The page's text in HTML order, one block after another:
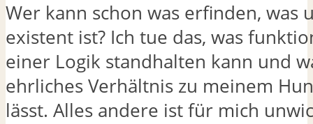
Wer kann schon was erfinden, was
existent ist? Ich tue das, was
einer Logik standhalten kann und
ehrliches Verhältnis zu meinem
lässt. Alles andere ist für mich